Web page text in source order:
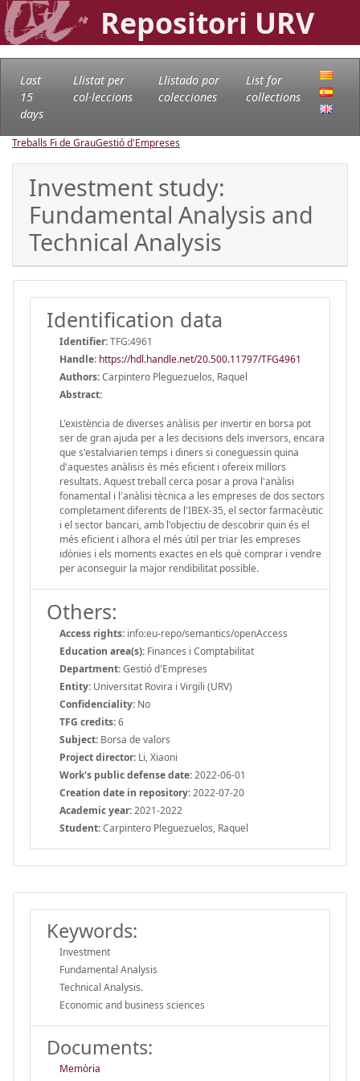
Repositori URV
Last
15
days
Llistat per
col·leccions
Llistado por
colecciones
List for
collections
Treballs Fi de GrauGestió d'Empreses
Investment study:
Fundamental Analysis and
Technical Analysis
Identification data
Identifier:TFG:4961
Handle: https://hdl.handle.net/20.500.11797/TFG4961
Authors:Carpintero Pleguezuelos, Raquel
Abstract:
L'existència de diverses anàlisis per invertir en borsa pot
ser de gran ajuda per a les decisions dels inversors, encara
que s'estalviarien temps i diners si coneguessin quina
d'aquestes anàlisis és més eficient i ofereix millors
resultats. Aquest treball cerca posar a prova l'anàlisi
fonamental i l'anàlisi tècnica a les empreses de dos sectors
completament diferents de l'IBEX-35, el sector farmacèutic
i el sector bancari, amb l'objectiu de descobrir quin és el
més eficient i alhora el més útil per triar les empreses
idònies i els moments exactes en els què comprar i vendre
per aconseguir la major rendibilitat possible.
Others:
Access rights: info:eu-repo/semantics/openAccess
Education area(s): Finances i Comptabilitat
Department:Gestió d'Empreses
Entity: Universitat Rovira i Virgili (URV)
Confidenciality: No
TFG credits:6
Subject: Borsa de valors
Project director: Li, Xiaoni
Work's public defense date:2022-06-01
Creation date in repository:2022-07-20
Academic year:2021-2022
Student:Carpintero Pleguezuelos, Raquel
Keywords:
Investment
Fundamental Analysis
Technical Analysis.
Economic and business sciences
Documents:
Memòria